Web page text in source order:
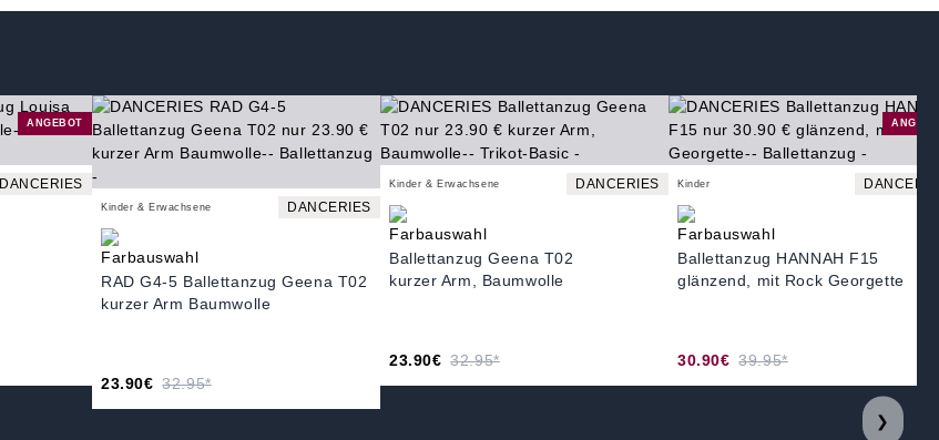
ANGEBOT
DANCERIES
Kinder & Erwachsene DANCERIES
RAD G4-5 Ballettanzug Geena T02
kurzer Arm Baumwolle
23.90€ 32.95*
Kinder & Erwachsene DANCERIES
Ballettanzug Geena T02
kurzer Arm, Baumwolle
23.90€ 32.95*
Kinder
Ballettanzug HANNAH F15
glänzend, mit Rock Georgette
30.90€ 39.95*
❯